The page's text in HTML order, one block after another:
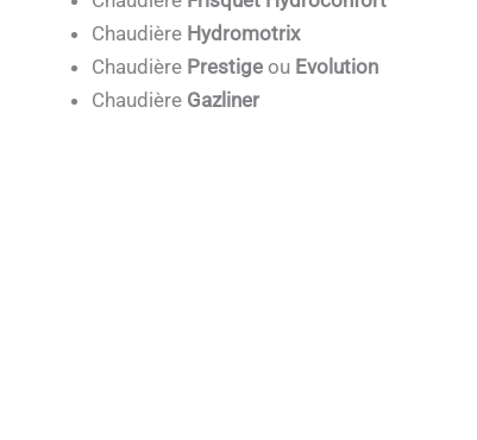
Chaudière Hydromotrix
Chaudière Prestigeou Evolution
Chaudière Gazliner